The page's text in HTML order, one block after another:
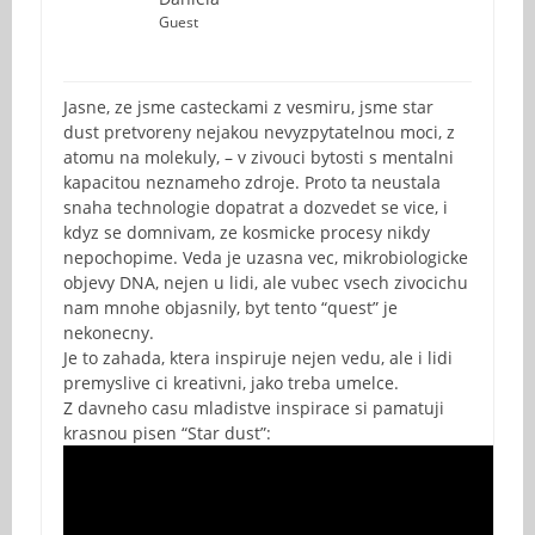
Guest
Jasne, ze jsme casteckami z vesmiru, jsme star
dust pretvoreny nejakou nevyzpytatelnou moci, z
atomu na molekuly, – v zivouci bytosti s mentalni
kapacitou neznameho zdroje. Proto ta neustala
snaha technologie dopatrat a dozvedet se vice, i
kdyz se domnivam, ze kosmicke procesy nikdy
nepochopime. Veda je uzasna vec, mikrobiologicke
objevy DNA, nejen u lidi, ale vubec vsech zivocichu
nam mnohe objasnily, byt tento “quest” je
nekonecny.
Je to zahada, ktera inspiruje nejen vedu, ale i lidi
premyslive ci kreativni, jako treba umelce.
Z davneho casu mladistve inspirace si pamatuji
krasnou pisen “Star dust”: